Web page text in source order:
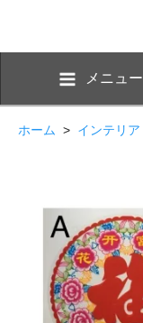
メニュー
ホーム > インテリア